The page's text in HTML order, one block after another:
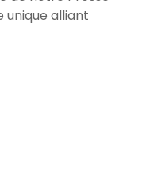
unique alliant